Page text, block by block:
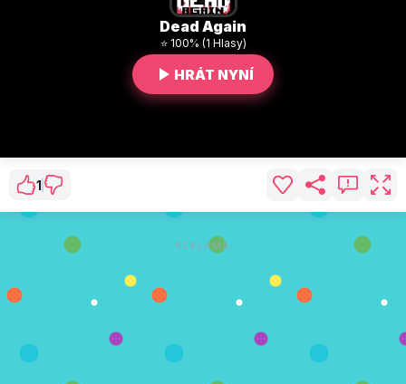
Dead Again
⭐ 100% (1 Hlasy)
HRÁT NYNÍ
1
REKLAMA